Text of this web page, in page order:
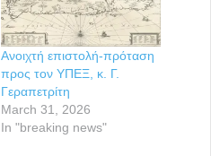
Ανοιχτή επιστολή-πρόταση
προς τον ΥΠΕΞ, κ. Γ.
Γεραπετρίτη
March 31, 2026
In "breaking news"